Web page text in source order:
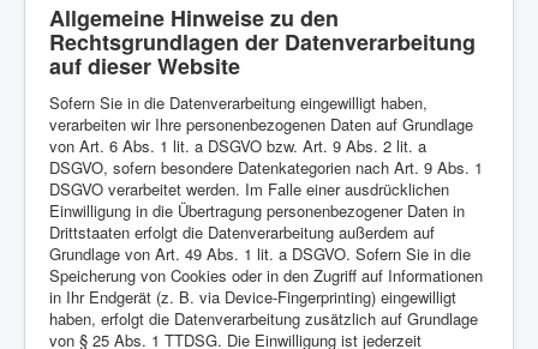
Allgemeine Hinweise zu den
Rechtsgrundlagen der Datenverarbeitung
auf dieser Website
Sofern Sie in die Datenverarbeitung eingewilligt haben,
verarbeiten wir Ihre personenbezogenen Daten auf Grundlage
von Art. 6 Abs. 1 lit. a DSGVO bzw. Art. 9 Abs. 2 lit. a
DSGVO, sofern besondere Datenkategorien nach Art. 9 Abs. 1
DSGVO verarbeitet werden. Im Falle einer ausdrücklichen
Einwilligung in die Übertragung personenbezogener Daten in
Drittstaaten erfolgt die Datenverarbeitung außerdem auf
Grundlage von Art. 49 Abs. 1 lit. a DSGVO. Sofern Sie in die
Speicherung von Cookies oder in den Zugriff auf Informationen
in Ihr Endgerät (z. B. via Device-Fingerprinting) eingewilligt
haben, erfolgt die Datenverarbeitung zusätzlich auf Grundlage
von § 25 Abs. 1 TTDSG. Die Einwilligung ist jederzeit